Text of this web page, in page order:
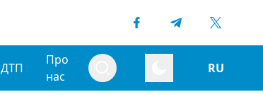
ДТП
Про
нас
RU